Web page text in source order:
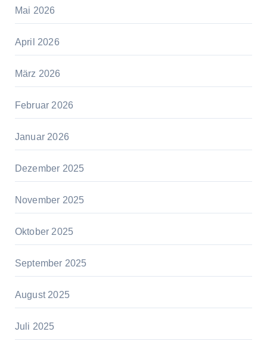
Mai 2026
April 2026
März 2026
Februar 2026
Januar 2026
Dezember 2025
November 2025
Oktober 2025
September 2025
August 2025
Juli 2025